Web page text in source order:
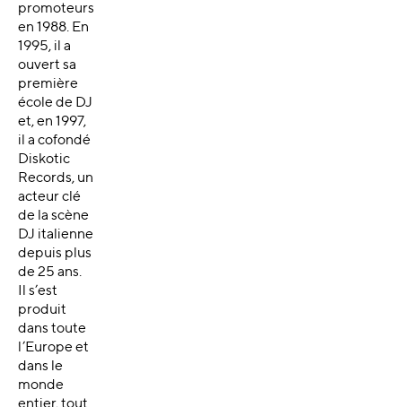
promoteurs
en 1988. En
1995, il a
ouvert sa
première
école de DJ
et, en 1997,
il a cofondé
Diskotic
Records, un
acteur clé
de la scène
DJ italienne
depuis plus
de 25 ans.
Il s’est
produit
dans toute
l’Europe et
dans le
monde